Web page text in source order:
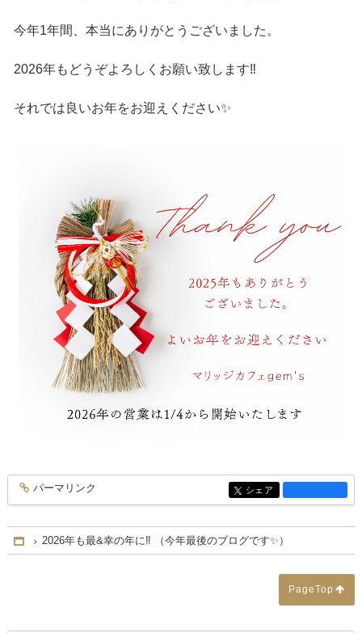
今年1年間、本当にありがとうございました。
2026年もどうぞよろしくお願い致します‼️
それでは良いお年をお迎えください✨
entry3838
パーマリンク entry3838
シェア
Home
2026年も最&幸の年に‼️ （今年最後のブログです✨）
PageTop